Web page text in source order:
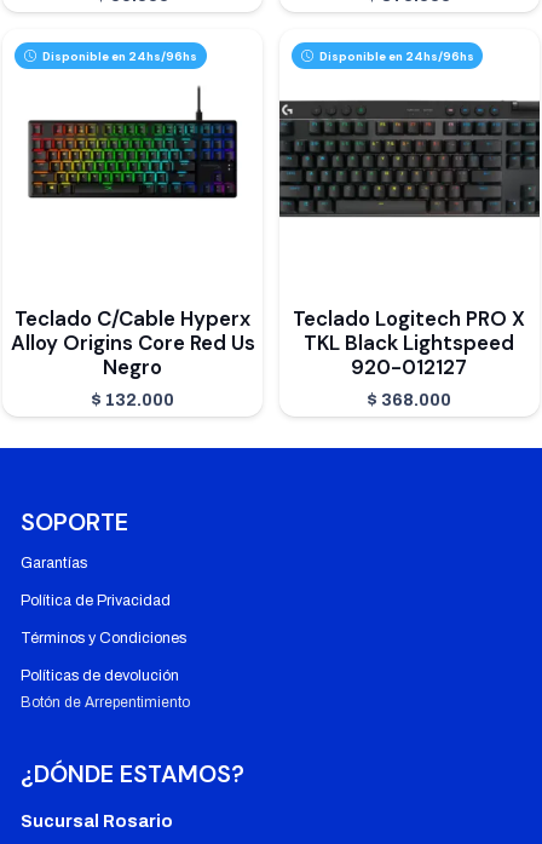
Disponible en 24hs/96hs
Teclado C/Cable Hyperx
Alloy Origins Core Red Us
Negro
$ 132.000
Disponible en 24hs/96hs
Teclado Logitech PRO X
TKL Black Lightspeed
920-012127
$ 368.000
SOPORTE
Garantías
Política de Privacidad
Términos y Condiciones
Políticas de devolución
Botón de Arrepentimiento
¿DÓNDE ESTAMOS?
Sucursal Rosario